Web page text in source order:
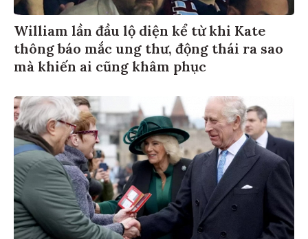
William lần đầu lộ diện kể từ khi Kate
thông báo mắc ung thư, động thái ra sao
mà khiến ai cũng khâm phục